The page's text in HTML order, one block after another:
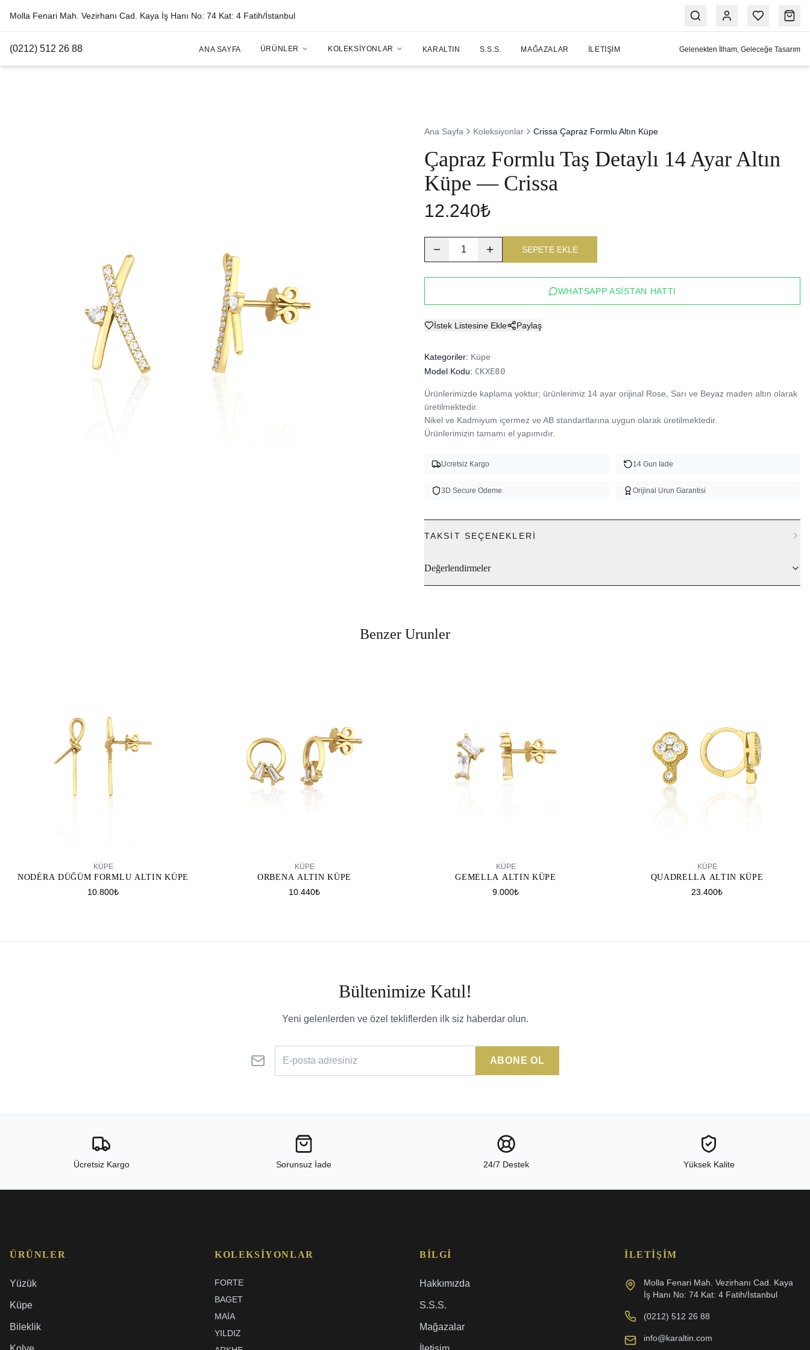
Molla Fenari Mah. Vezirhanı Cad. Kaya İş Hanı No: 74 Kat: 4 Fatih/İstanbul
(0212) 512 26 88 ANA SAYFA ÜRÜNLER KOLEKSIYONLAR KARALTIN S.S.S. MAĞAZALAR İLETIŞIM Gelenekten İlham, Geleceğe Tasarım
Ana Sayfa Koleksiyonlar Crissa Çapraz Formlu Altın Küpe
Çapraz Formlu Taş Detaylı 14 Ayar Altın
Küpe — Crissa
12.240₺
1 SEPETE EKLE
WHATSAPP ASISTAN HATTI
İstek Listesine Ekle Paylaş
Kategoriler: Küpe
Model Kodu: CKXE80
Ürünlerimizde kaplama yoktur; ürünlerimiz 14 ayar orijinal Rose, Sarı ve Beyaz maden altın olarak
üretilmektedir.
Nikel ve Kadmiyum içermez ve AB standartlarına uygun olarak üretilmektedir.
Ürünlerimizin tamamı el yapımıdır.
Ucretsiz Kargo 14 Gun Iade
3D Secure Odeme Orijinal Urun Garantisi
TAKSIT SEÇENEKLERI
Değerlendirmeler
Benzer Urunler
KÜPE
NODÉRA DÜĞÜM FORMLU ALTIN KÜPE
10.800₺
KÜPE
ORBENA ALTIN KÜPE
10.440₺
KÜPE
GEMELLA ALTIN KÜPE
9.000₺
KÜPE
QUADRELLA ALTIN KÜPE
23.400₺
Bültenimize Katıl!
Yeni gelenlerden ve özel tekliflerden ilk siz haberdar olun.
ABONE OL
Ücretsiz Kargo Sorunsuz İade 24/7 Destek Yüksek Kalite
ÜRÜNLER
Yüzük
Küpe
Bileklik
KOLEKSIYONLAR
FORTE
BAGET
MAIA
YILDIZ
BILGI
Hakkımızda
S.S.S.
Mağazalar
İLETIŞIM
Molla Fenari Mah. Vezirhanı Cad. Kaya
İş Hanı No: 74 Kat: 4 Fatih/İstanbul
(0212) 512 26 88
info@karaltin.com